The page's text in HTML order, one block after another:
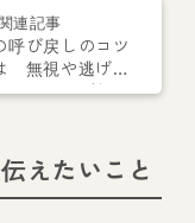
呼び戻しのコツ
無視や逃げる
がわかればしつ
えたいこと